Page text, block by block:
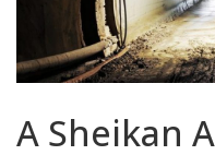
A Sheikan